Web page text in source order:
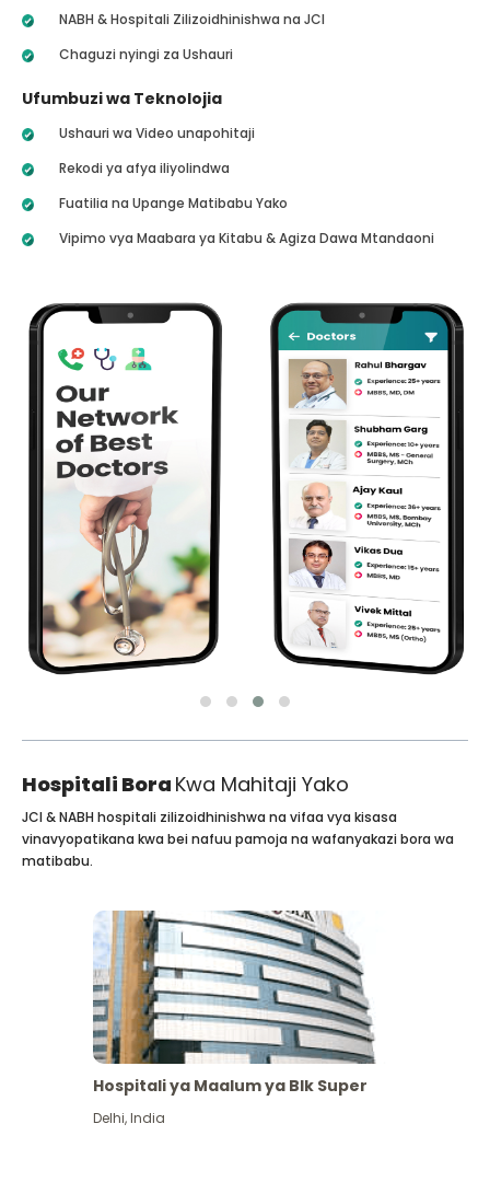
NABH & Hospitali Zilizoidhinishwa na JCI
Chaguzi nyingi za Ushauri
Ufumbuzi wa Teknolojia
Ushauri wa Video unapohitaji
Rekodi ya afya iliyolindwa
Fuatilia na Upange Matibabu Yako
Vipimo vya Maabara ya Kitabu & Agiza Dawa Mtandaoni
Hospitali Bora Kwa Mahitaji Yako
JCI & NABH hospitali zilizoidhinishwa na vifaa vya kisasa
vinavyopatikana kwa bei nafuu pamoja na wafanyakazi bora wa
matibabu.
Hospitali ya Maalum ya Blk Super
Delhi,India